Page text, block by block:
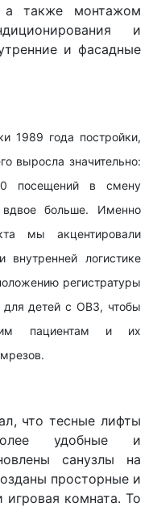
а также монтажом
и
и фасадные
1989 года постройки,
выросла значительно:
посещений в смену
больше. Именно
мы акцентировали
внутренней логистике
регистратуры
для детей с ОВЗ, чтобы
пациентам и их
что тесные лифты
удобные и
санузлы на
просторные и
комната. То